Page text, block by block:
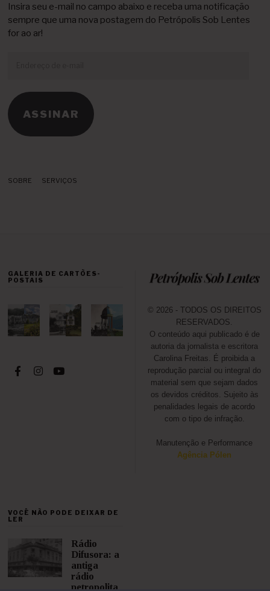
Insira seu e-mail no campo abaixo e receba uma notificação
sempre que uma nova postagem do Petrópolis Sob Lentes
for ao ar!
mail
ASSINAR
SOBRE SERVIÇOS
GALERIA DE CARTÕES-
POSTAIS
© 2026 - TODOS OS DIREITOS
RESERVADOS.
O conteúdo aqui publicado é de
autoria da jornalista e escritora
Carolina Freitas. É proibida a
reprodução parcial ou integral do
material sem que sejam dados
os devidos créditos. Sujeito às
penalidades legais de acordo
com o tipo de infração.
Manutenção e Performance
Agência Pólen
VOCÊ NÃO PODE DEIXAR DE
LER
Rádio
Difusora: a
antiga
rádio
petropolita